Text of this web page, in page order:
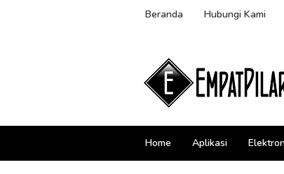
Beranda Hubungi Kami
Home Aplikasi